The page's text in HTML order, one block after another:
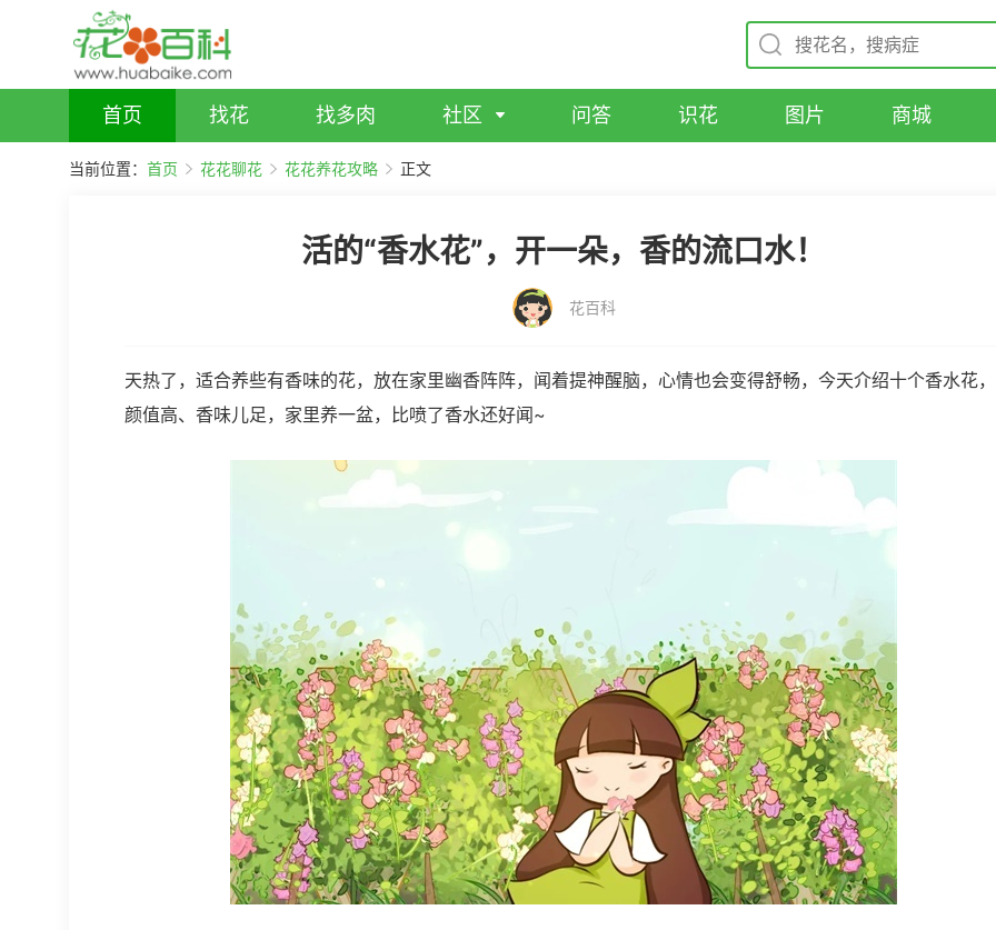
首页 找花 找多肉 社区 问答 识花 图片 商城
当前位置： 首页 花花聊花 花花养花攻略 正文
活的“香水花”，开一朵，香的流口水！
花百科
天热了，适合养些有香味的花，放在家里幽香阵阵，闻着提神醒脑，心情也会变得舒畅，今天介绍十个香水花，
颜值高、香味儿足，家里养一盆，比喷了香水还好闻~